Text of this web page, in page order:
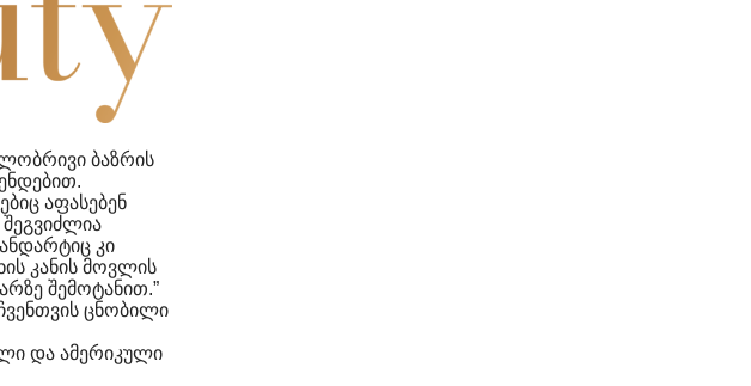
ბაზრის
აფასებენ
კი
კანის მოვლის
შემოტანით.”
ცნობილი
და ამერიკული